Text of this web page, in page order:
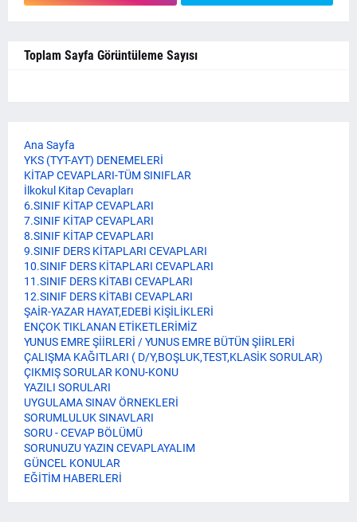
Toplam Sayfa Görüntüleme Sayısı
Ana Sayfa
YKS (TYT-AYT) DENEMELERİ
KİTAP CEVAPLARI-TÜM SINIFLAR
İlkokul Kitap Cevapları
6.SINIF KİTAP CEVAPLARI
7.SINIF KİTAP CEVAPLARI
8.SINIF KİTAP CEVAPLARI
9.SINIF DERS KİTAPLARI CEVAPLARI
10.SINIF DERS KİTAPLARI CEVAPLARI
11.SINIF DERS KİTABI CEVAPLARI
12.SINIF DERS KİTABI CEVAPLARI
ŞAİR-YAZAR HAYAT,EDEBİ KİŞİLİKLERİ
ENÇOK TIKLANAN ETİKETLERİMİZ
YUNUS EMRE ŞİİRLERİ / YUNUS EMRE BÜTÜN ŞİİRLERİ
ÇALIŞMA KAĞITLARI ( D/Y,BOŞLUK,TEST,KLASİK SORULAR)
ÇIKMIŞ SORULAR KONU-KONU
YAZILI SORULARI
UYGULAMA SINAV ÖRNEKLERİ
SORUMLULUK SINAVLARI
SORU - CEVAP BÖLÜMÜ
SORUNUZU YAZIN CEVAPLAYALIM
GÜNCEL KONULAR
EĞİTİM HABERLERİ